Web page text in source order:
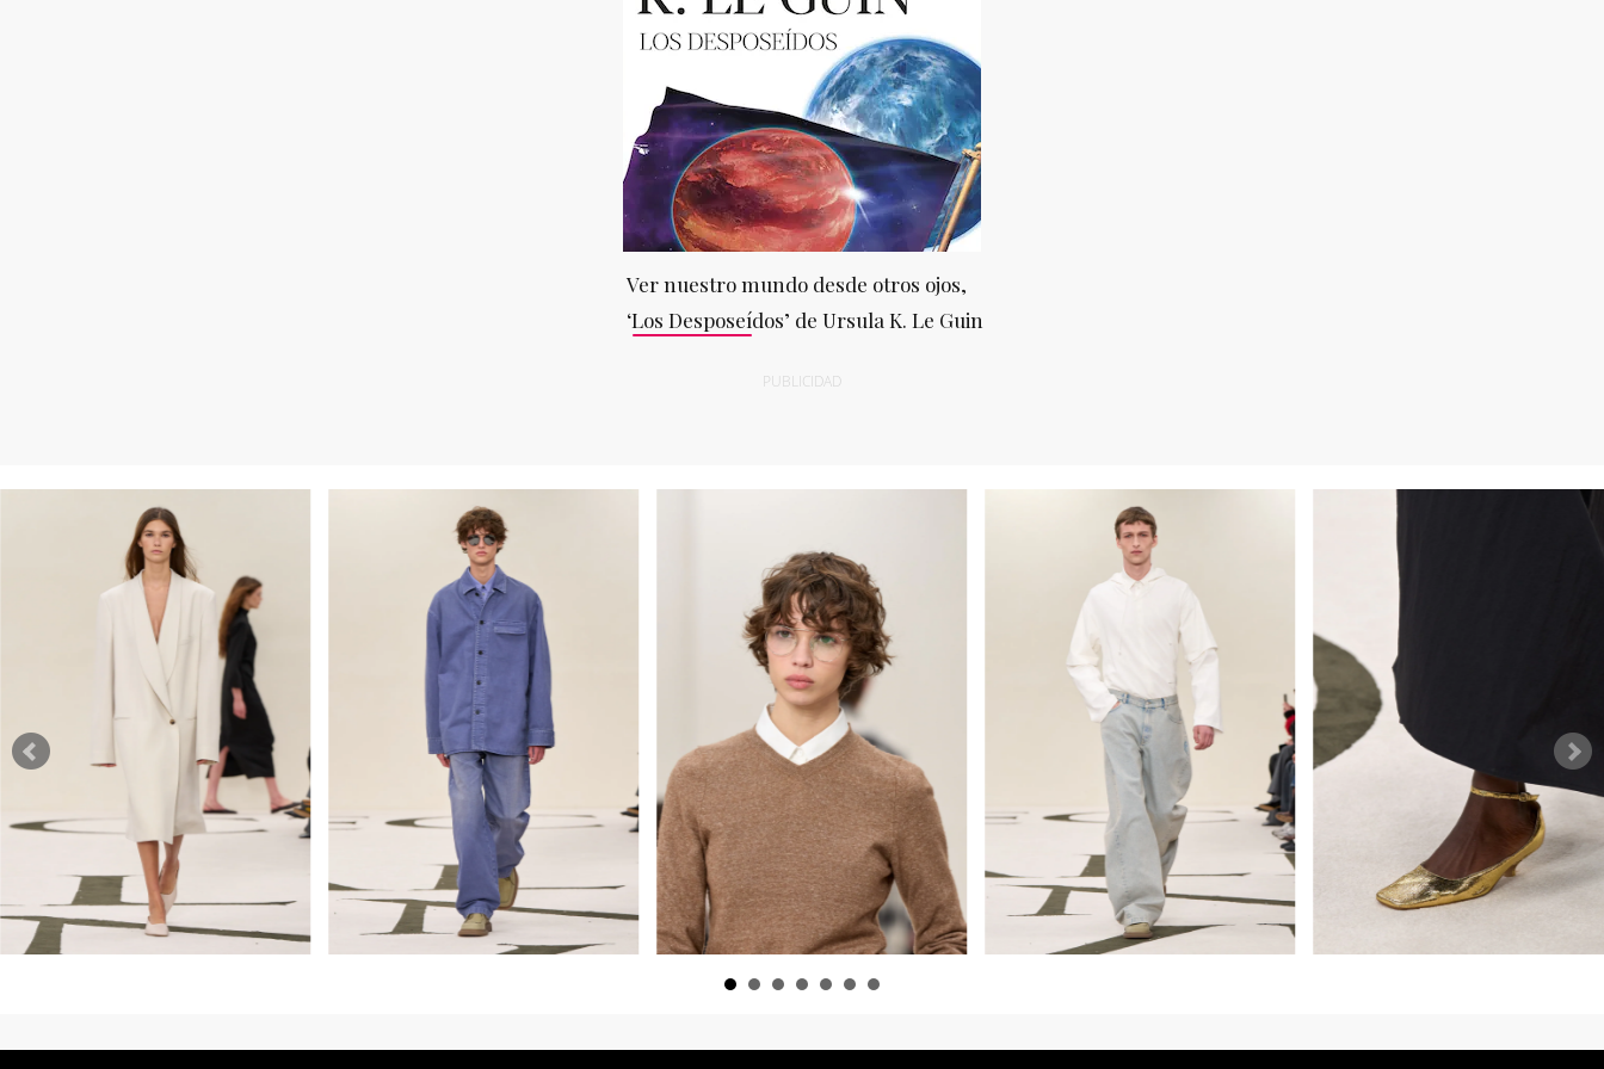
Ver nuestro mundo desde otros ojos,
‘Los Desposeídos’ de Ursula K. Le Guin
PUBLICIDAD